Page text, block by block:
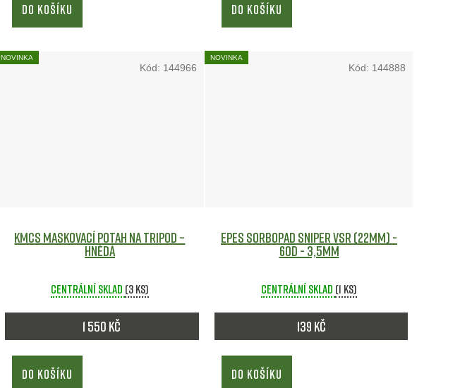
DO KOŠÍKU DO KOŠÍKU
NOVINKA
KMCS maskovací potah na tripod –
Hnědá
Centrální sklad (3 ks)
1 550 Kč
DO KOŠÍKU
Kód: 144966
NOVINKA
EPeS SorboPad Sniper VSR (22mm) -
60D - 3,5mm
Centrální sklad (1 ks)
139 Kč
DO KOŠÍKU
Kód: 144888